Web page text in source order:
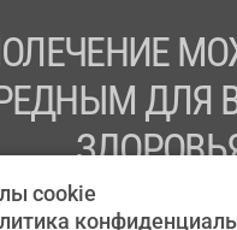
ДЛЯ
ПЕРЕД ПРИМЕНЕНИЕМ
cookie